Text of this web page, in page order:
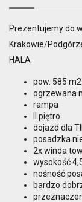
Prezentujemy do
Krakowie/
HALA
pow. 585 m2
ogrzewana
rampa
II piętro
dojazd dla
posadzka
2x winda
wysokość
nośność
bardzo